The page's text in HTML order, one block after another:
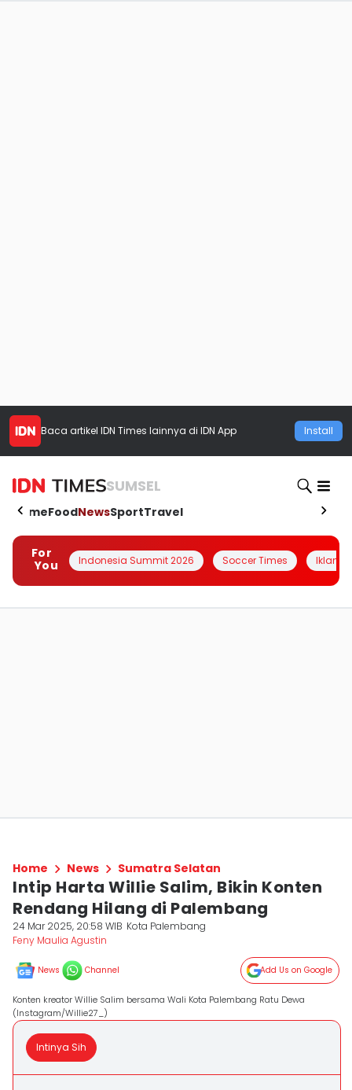
Baca artikel IDN Times lainnya di IDN App Install
SUMSEL
HomeFoodNewsSportTravel
For
You
Indonesia Summit 2026 Soccer Times Iklanin
Home News Sumatra Selatan
Intip Harta Willie Salim, Bikin Konten
Rendang Hilang di Palembang
24 Mar 2025, 20:58 WIB Kota Palembang
Feny Maulia Agustin
News Channel Add Us on Google
Konten kreator Willie Salim bersama Wali Kota Palembang Ratu Dewa
(Instagram/Willie27_)
Intinya Sih